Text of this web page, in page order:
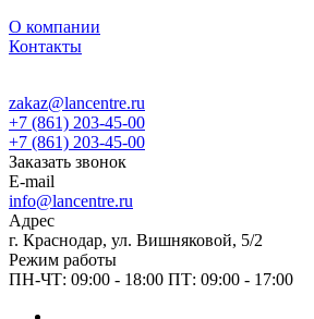
О компании
Контакты
zakaz@lancentre.ru
+7 (861) 203-45-00
+7 (861) 203-45-00
Заказать звонок
E-mail
info@lancentre.ru
Адрес
г. Краснодар, ул. Вишняковой, 5/2
Режим работы
ПН-ЧТ: 09:00 - 18:00 ПТ: 09:00 - 17:00